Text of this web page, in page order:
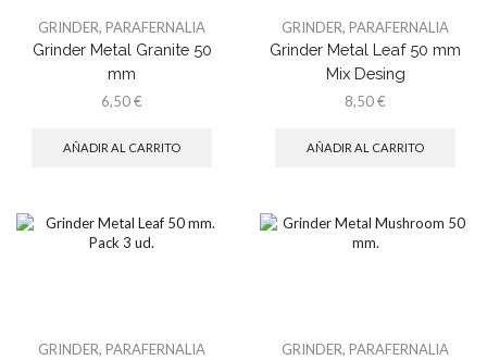
GRINDER, PARAFERNALIA
Grinder Metal Granite 50
mm
6,50€
AÑADIR AL CARRITO
GRINDER, PARAFERNALIA
Grinder Metal Leaf 50 mm
Mix Desing
8,50€
AÑADIR AL CARRITO
GRINDER, PARAFERNALIA GRINDER, PARAFERNALIA